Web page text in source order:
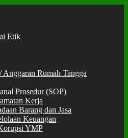
Etik
Anggaran Rumah Tangga
Prosedur (SOP)
Kerja
Barang dan Jasa
Keuangan
YMP